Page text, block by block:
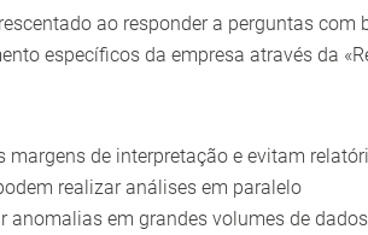
ao responder a perguntas
específicos da empresa através da
de interpretação e evitam
realizar análises em paralelo
anomalias em grandes volumes de